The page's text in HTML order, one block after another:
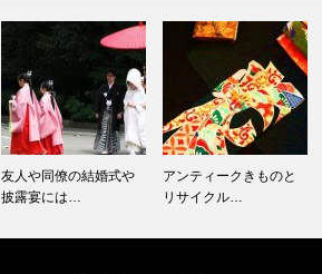
友人や同僚の結婚式や
披露宴には…
アンティークきものと
リサイクル…